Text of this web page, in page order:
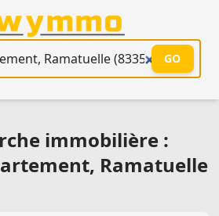
GO
immobilière :
Ramatuelle